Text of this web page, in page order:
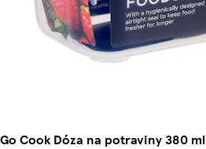
Go Cook Dóza na potraviny 380 ml